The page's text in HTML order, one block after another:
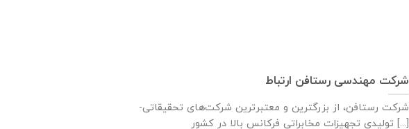
شرکت مهندسی رستافن ارتباط
شرکت رستافن، از بزرگترين و معتبرترين شركت‌های تحقیقاتی-
توليدی تجهيزات مخابراتی فركانس بالا در كشور [...]